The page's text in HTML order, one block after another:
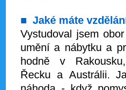
■ Jaké máte
Vystudoval jsem
umění a nábytku a
hodně v
Řecku a Austrálii.